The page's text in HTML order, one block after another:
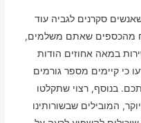
סקרנים לגביה עוד
מהכספים שאתם משלמים,
במאה אחוזים הודות
כי קיימים מספר גורמים
בנוסף, רצוי שתקלטו
המובילים שבשורותינו